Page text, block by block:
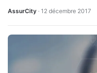
AssurCity · 12 décembre 2017